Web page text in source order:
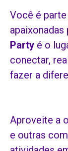
Você é
Party é o
conectar,
fazer a
Aproveite a
e outras